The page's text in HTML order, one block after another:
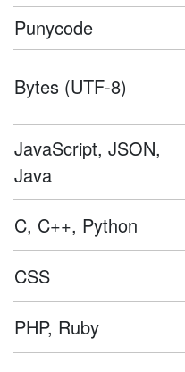
Punycode
Bytes (UTF-8)
JavaScript, JSON,
Java
C, C++, Python
CSS
PHP, Ruby